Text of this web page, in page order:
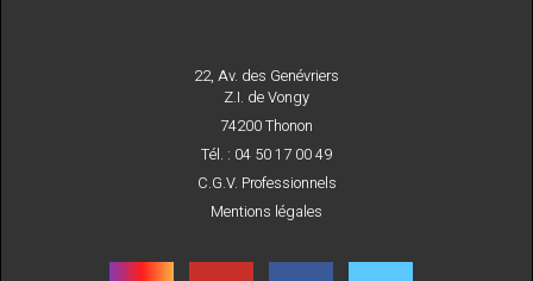
22, Av. des Genévriers
Z.I. de Vongy
74200 Thonon
Tél. : 04 50 17 00 49
C.G.V. Professionnels
Mentions légales